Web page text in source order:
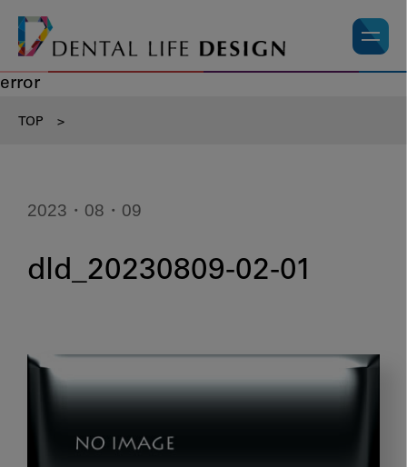
error
TOP >
2023・08・09
dld_20230809-02-01